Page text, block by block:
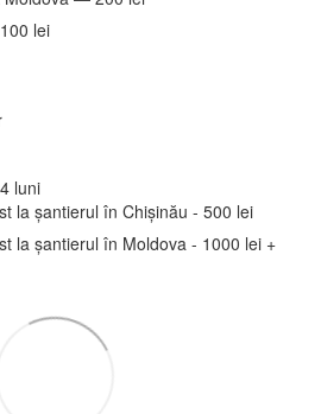
lei
luni
la șantierul în Chișinău - 500 lei
la șantierul în Moldova - 1000 lei +